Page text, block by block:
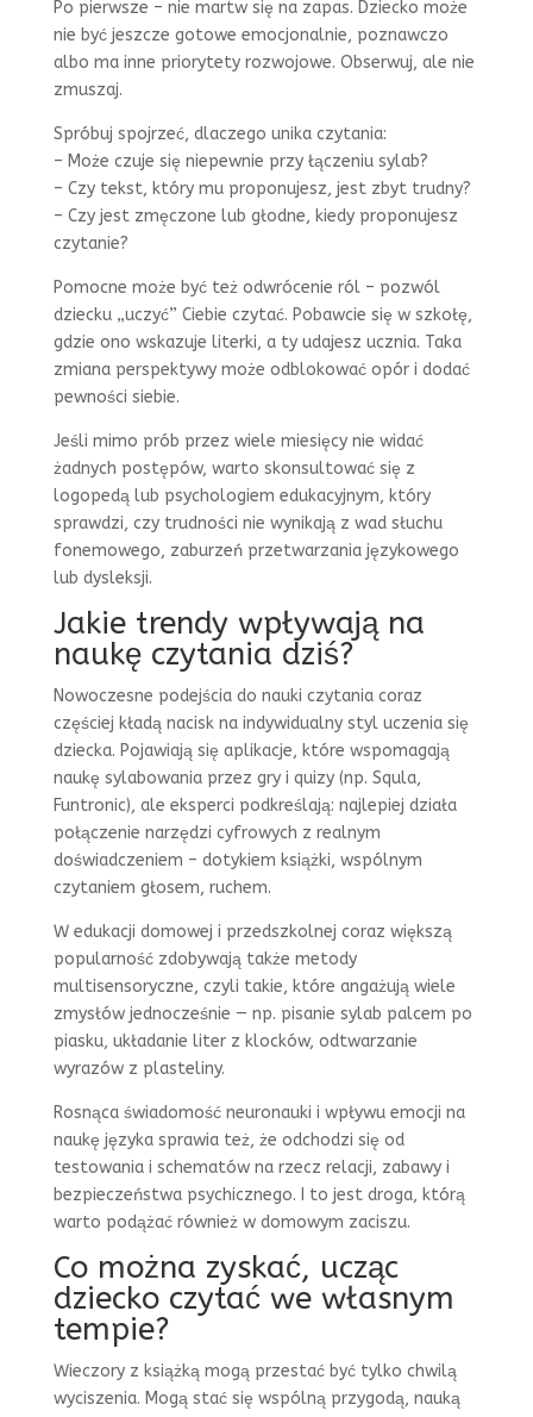
Po pierwsze – nie martw się na zapas. Dziecko może
nie być jeszcze gotowe emocjonalnie, poznawczo
albo ma inne priorytety rozwojowe. Obserwuj, ale nie
zmuszaj.
Spróbuj spojrzeć, dlaczego unika czytania:
– Może czuje się niepewnie przy łączeniu sylab?
– Czy tekst, który mu proponujesz, jest zbyt trudny?
– Czy jest zmęczone lub głodne, kiedy proponujesz
czytanie?
Pomocne może być też odwrócenie ról – pozwól
dziecku „uczyć” Ciebie czytać. Pobawcie się w szkołę,
gdzie ono wskazuje literki, a ty udajesz ucznia. Taka
zmiana perspektywy może odblokować opór i dodać
pewności siebie.
Jeśli mimo prób przez wiele miesięcy nie widać
żadnych postępów, warto skonsultować się z
logopedą lub psychologiem edukacyjnym, który
sprawdzi, czy trudności nie wynikają z wad słuchu
fonemowego, zaburzeń przetwarzania językowego
lub dysleksji.
Jakie trendy wpływają na
naukę czytania dziś?
Nowoczesne podejścia do nauki czytania coraz
częściej kładą nacisk na indywidualny styl uczenia się
dziecka. Pojawiają się aplikacje, które wspomagają
naukę sylabowania przez gry i quizy (np. Squla,
Funtronic), ale eksperci podkreślają: najlepiej działa
połączenie narzędzi cyfrowych z realnym
doświadczeniem – dotykiem książki, wspólnym
czytaniem głosem, ruchem.
W edukacji domowej i przedszkolnej coraz większą
popularność zdobywają także metody
multisensoryczne, czyli takie, które angażują wiele
zmysłów jednocześnie — np. pisanie sylab palcem po
piasku, układanie liter z klocków, odtwarzanie
wyrazów z plasteliny.
Rosnąca świadomość neuronauki i wpływu emocji na
naukę języka sprawia też, że odchodzi się od
testowania i schematów na rzecz relacji, zabawy i
bezpieczeństwa psychicznego. I to jest droga, którą
warto podążać również w domowym zaciszu.
Co można zyskać, ucząc
dziecko czytać we własnym
tempie?
Wieczory z książką mogą przestać być tylko chwilą
wyciszenia. Mogą stać się wspólną przygodą, nauką